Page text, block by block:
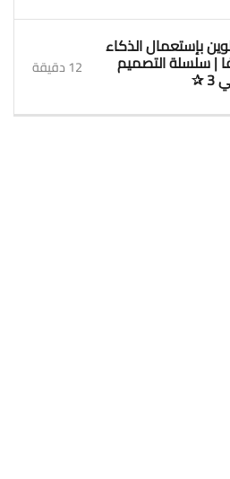
بإستعمال الذكاء
| سلسلة التصميم
✰ 12 دقيقة